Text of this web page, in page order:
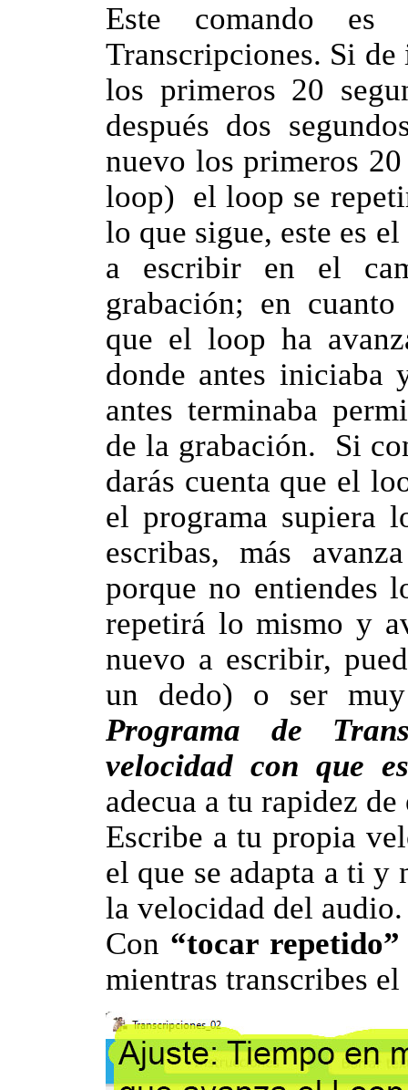
Este comando
Transcripciones. Si
los primeros 20
después dos
nuevo los primeros
loop) el loop se
lo que sigue, este es
a escribir en el
grabación; en cuanto
que el loop ha
donde antes iniciaba
antes terminaba
de la grabación. Si
darás cuenta que el
el programa supiera
escribas, más
porque no entiendes
repetirá lo mismo y
nuevo a escribir,
un dedo) o ser
Programa de
velocidad con que
adecua a tu rapidez
Escribe a tu propia
el que se adapta a ti y
la velocidad del audio.
Con “tocar
mientras transcribes